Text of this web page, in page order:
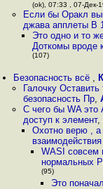
(ok), 07:33 , 07-Дек-
Если бы Оракл
джава апплеты В
Это одно и то
Доткомы вроде
(107)
Безопасность всё ,
Галочку
безопасность Пр,
С чего бы WA это
доступ к элемент,
Охотно верю , а
WASI совсем
нормальных
(95)
Это